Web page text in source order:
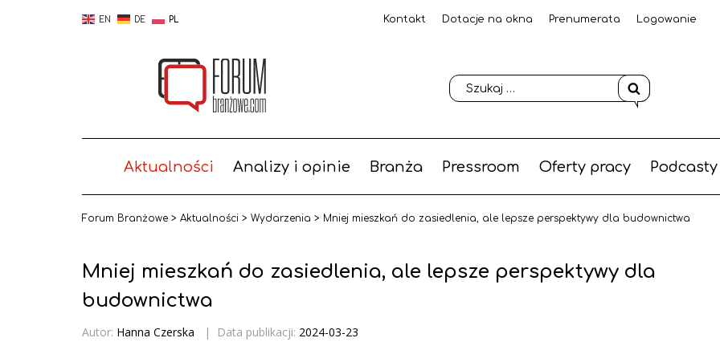
EN DE PL Kontakt Dotacje na okna Prenumerata Logowanie
Aktualności Analizy i opinie Branża Pressroom Oferty pracy Podcasty
Forum Branżowe > Aktualności > Wydarzenia > Mniej mieszkań do zasiedlenia, ale lepsze perspektywy dla budownictwa
Mniej mieszkań do zasiedlenia, ale lepsze perspektywy dla
budownictwa
Autor: Hanna Czerska | Data publikacji: 2024-03-23